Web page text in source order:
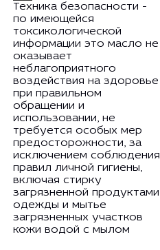
Техника безопасности -
по имеющейся
токсикологической
информации это масло не
оказывает
неблагоприятного
воздействия на здоровье
при правильном
обращении и
использовании, не
требуется особых мер
предосторожности, за
исключением соблюдения
правил личной гигиены,
включая стирку
загрязненной продуктами
одежды и мытье
загрязненных участков
кожи водой с мылом